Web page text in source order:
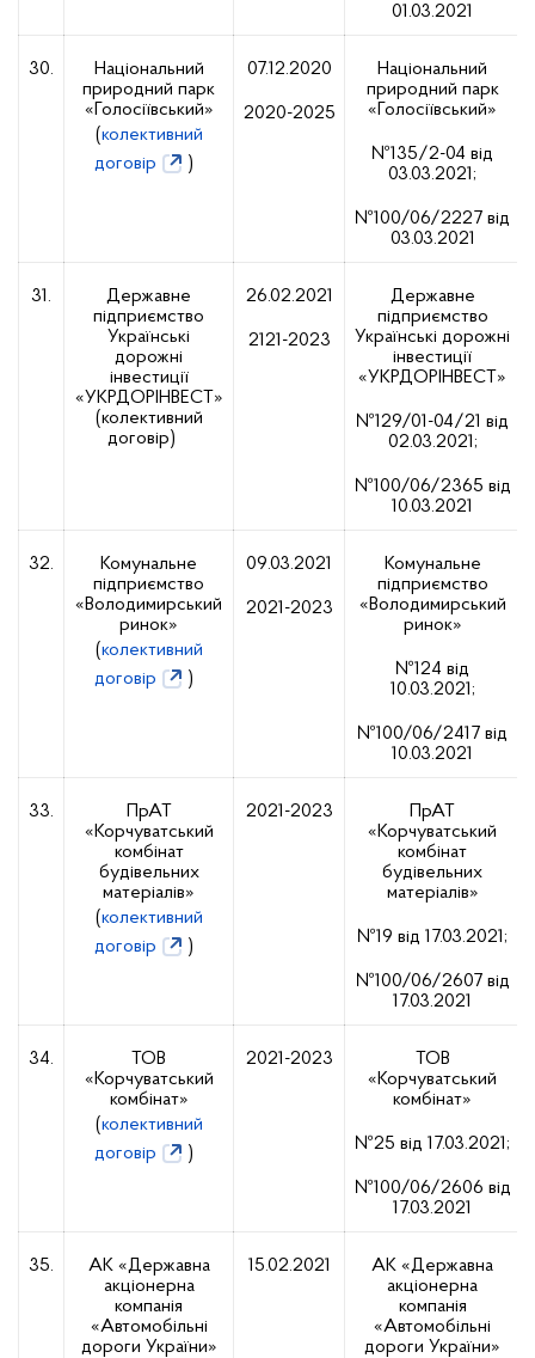
01.03.2021
30.
Національний
природний парк
«Голосіївський»
(колективний
договір
)
07.12.2020
2020-2025
Національний
природний парк
«Голосіївський»
№135/2-04 від
03.03.2021;
№100/06/2227 від
03.03.2021
31.
Державне
підприємство
Українські
дорожні
інвестиції
«УКРДОРІНВЕСТ»
(колективний
договір)
26.02.2021
2121-2023
Державне
підприємство
Українські дорожні
інвестиції
«УКРДОРІНВЕСТ»
№129/01-04/21 від
02.03.2021;
№100/06/2365 від
10.03.2021
32.
Комунальне
підприємство
«Володимирський
ринок»
(колективний
договір
)
09.03.2021
2021-2023
Комунальне
підприємство
«Володимирський
ринок»
№124 від
10.03.2021;
№100/06/2417 від
10.03.2021
33.
ПрАТ
«Корчуватський
комбінат
будівельних
матеріалів»
(колективний
договір
)
2021-2023
ПрАТ
«Корчуватський
комбінат
будівельних
матеріалів»
№19 від 17.03.2021;
№100/06/2607 від
17.03.2021
34.
ТОВ
«Корчуватський
комбінат»
(колективний
договір
)
2021-2023
ТОВ
«Корчуватський
комбінат»
№25 від 17.03.2021;
№100/06/2606 від
17.03.2021
35.
АК «Державна
акціонерна
компанія
«Автомобільні
дороги України»
15.02.2021
АК «Державна
акціонерна
компанія
«Автомобільні
дороги України»